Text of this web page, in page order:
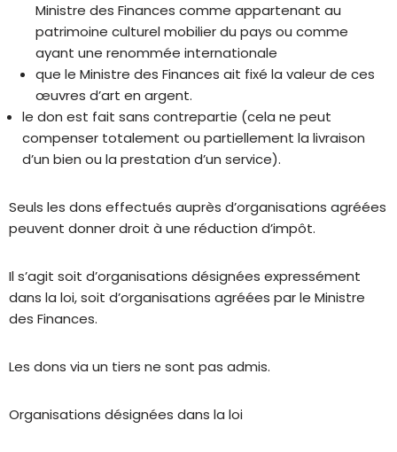
Ministre des Finances comme appartenant au
patrimoine culturel mobilier du pays ou comme
ayant une renommée internationale
que le Ministre des Finances ait fixé la valeur de ces
œuvres d’art en argent.
le don est fait sans contrepartie (cela ne peut
compenser totalement ou partiellement la livraison
d’un bien ou la prestation d’un service).
Seuls les dons effectués auprès d’organisations agréées
peuvent donner droit à une réduction d’impôt.
Il s’agit soit d’organisations désignées expressément
dans la loi, soit d’organisations agréées par le Ministre
des Finances.
Les dons via un tiers ne sont pas admis.
Organisations désignées dans la loi